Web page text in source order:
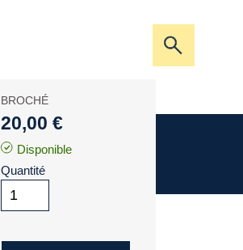
Ouvrir/
la
Mon panier
BROCHÉ
20,00 €
Disponible
Quantité